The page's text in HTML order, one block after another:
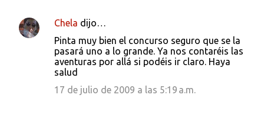
C
Chela dijo…
Pinta muy bien el concurso seguro que se la
pasará uno a lo grande. Ya nos contaréis las
aventuras por allá si podéis ir claro. Haya
salud
17 de julio de 2009 a las 5:19 a.m.